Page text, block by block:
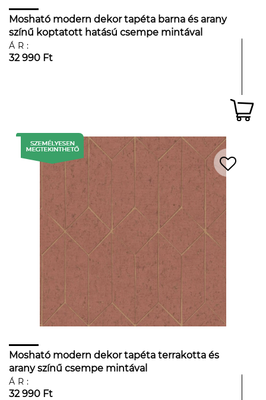
Mosható modern dekor tapéta barna és arany
színű koptatott hatású csempe mintával
ÁR:
32 990 Ft
Mosható modern dekor tapéta terrakotta és
arany színű csempe mintával
ÁR:
32 990 Ft